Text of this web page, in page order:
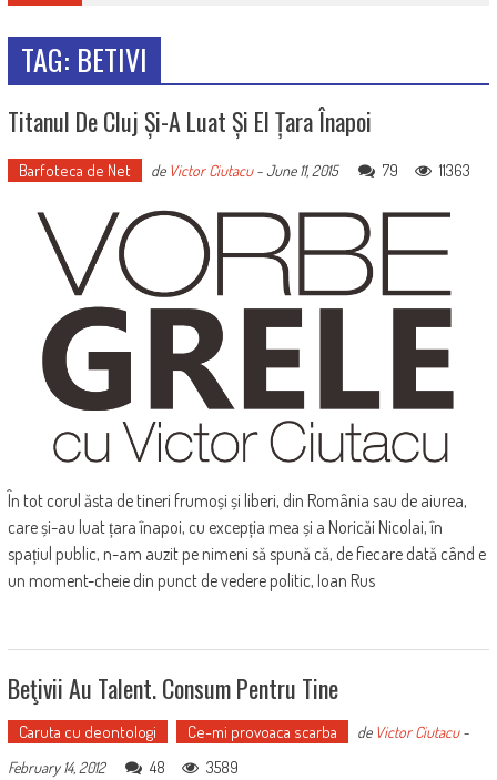
TAG: BETIVI
Titanul De Cluj Și-A Luat Și El Țara Înapoi
Barfoteca de Net de Victor Ciutacu-June 11, 2015 79 11363
În tot corul ăsta de tineri frumoși și liberi, din România sau de aiurea,
care și-au luat țara înapoi, cu excepția mea și a Noricăi Nicolai, în
spațiul public, n-am auzit pe nimeni să spună că, de fiecare dată când e
un moment-cheie din punct de vedere politic, Ioan Rus
Beţivii Au Talent. Consum Pentru Tine
Caruta cu deontologi Ce-mi provoaca scarba de Victor Ciutacu-
February 14, 2012
48 3589